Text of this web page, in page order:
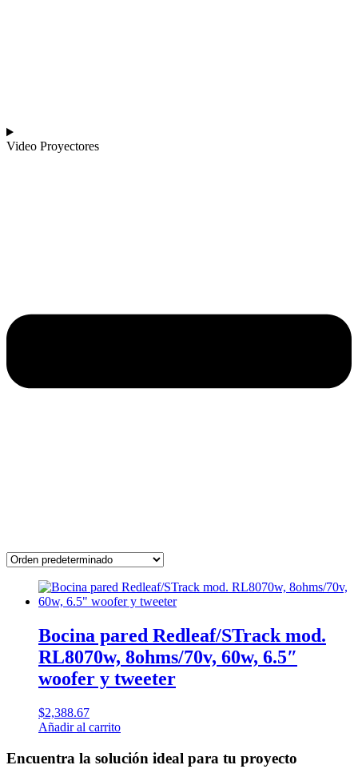
Video Proyectores
Bocina pared Redleaf/STrack mod.
RL8070w, 8ohms/70v, 60w, 6.5″
woofer y tweeter
$2,388.67
Añadir al carrito
Encuentra la solución ideal para tu proyecto